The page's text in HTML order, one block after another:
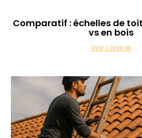
Comparatif : échelles de
vs en bois
Voir L'article